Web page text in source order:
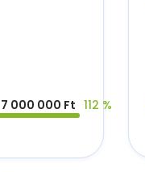
7 000 000 Ft 112 %